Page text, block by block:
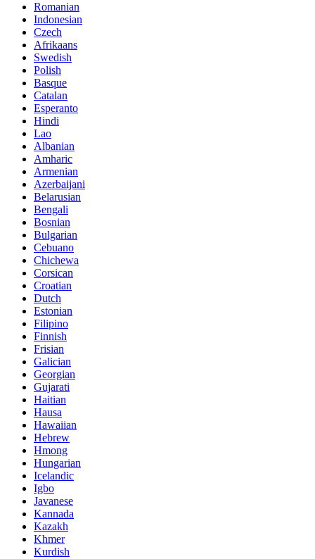
Romanian
Indonesian
Czech
Afrikaans
Swedish
Polish
Basque
Catalan
Esperanto
Hindi
Lao
Albanian
Amharic
Armenian
Azerbaijani
Belarusian
Bengali
Bosnian
Bulgarian
Cebuano
Chichewa
Corsican
Croatian
Dutch
Estonian
Filipino
Finnish
Frisian
Galician
Georgian
Gujarati
Haitian
Hausa
Hawaiian
Hebrew
Hmong
Hungarian
Icelandic
Igbo
Javanese
Kannada
Kazakh
Khmer
Kurdish